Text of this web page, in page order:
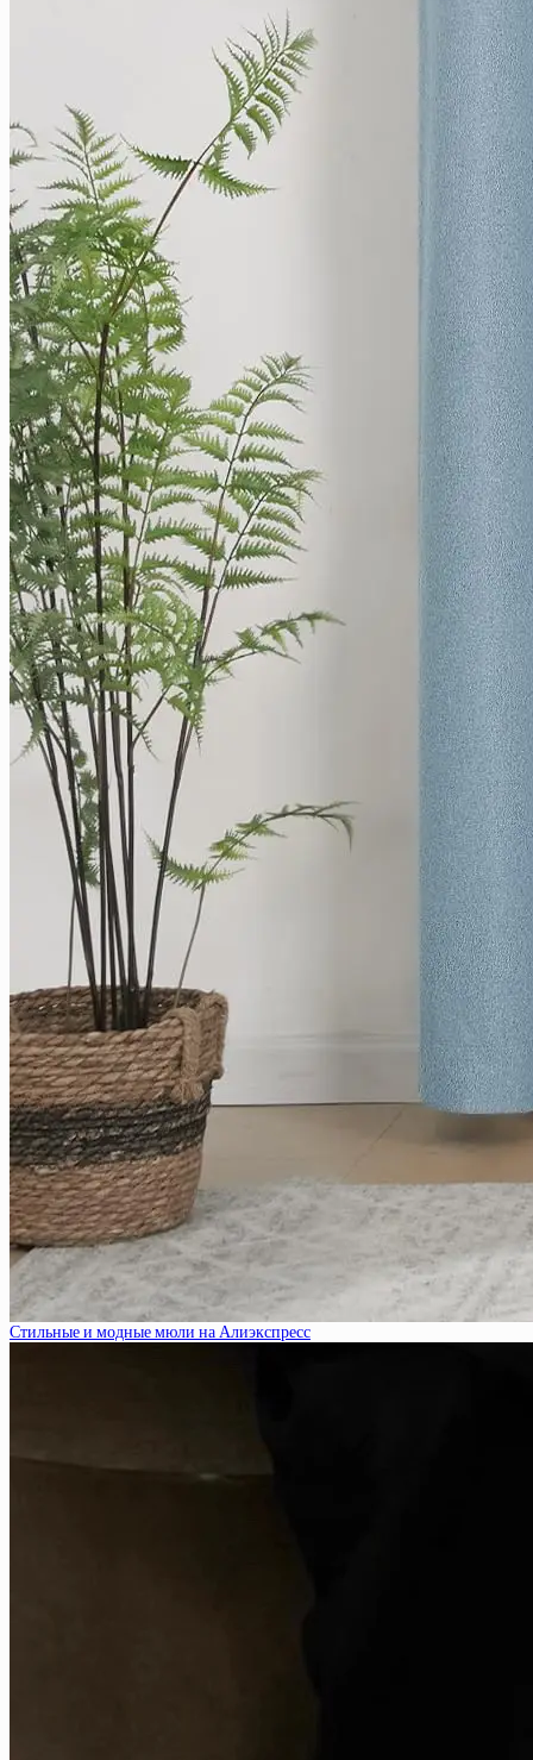
Стильные и модные мюли на Алиэкспресс